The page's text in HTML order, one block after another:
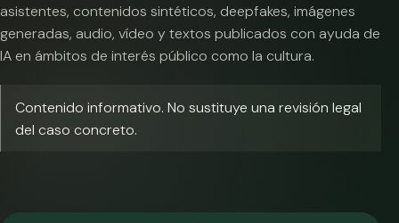
asistentes, contenidos sintéticos, deepfakes, imágenes
generadas, audio, vídeo y textos publicados con ayuda de
IA en ámbitos de interés público como la cultura.
Contenido informativo. No sustituye una revisión legal
del caso concreto.